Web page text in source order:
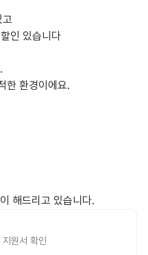
인 있습니다
한 환경이에요.
해드리고 있습니다.
원서 확인